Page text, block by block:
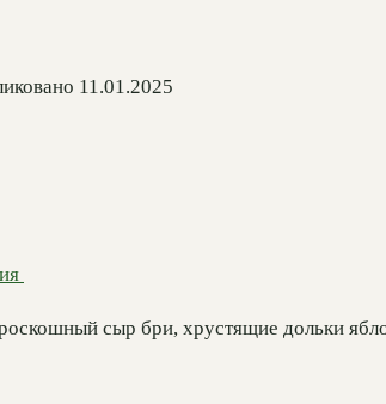
11.01.2025
сыр бри, хрустящие дольки